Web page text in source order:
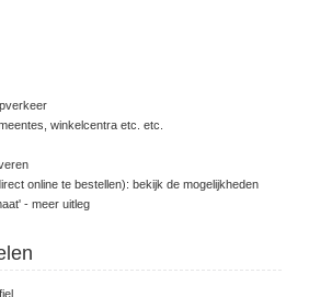
winkelcentra etc. etc.
online te bestellen): bekijk de mogelijkheden
- meer uitleg